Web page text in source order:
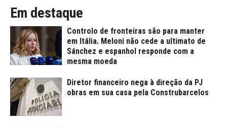
Em destaque
Controlo de fronteiras são para manter
em Itália. Meloni não cede a ultimato de
Sánchez e espanhol responde com a
mesma moeda
Diretor financeiro nega à direção da PJ
obras em sua casa pela Construbarcelos